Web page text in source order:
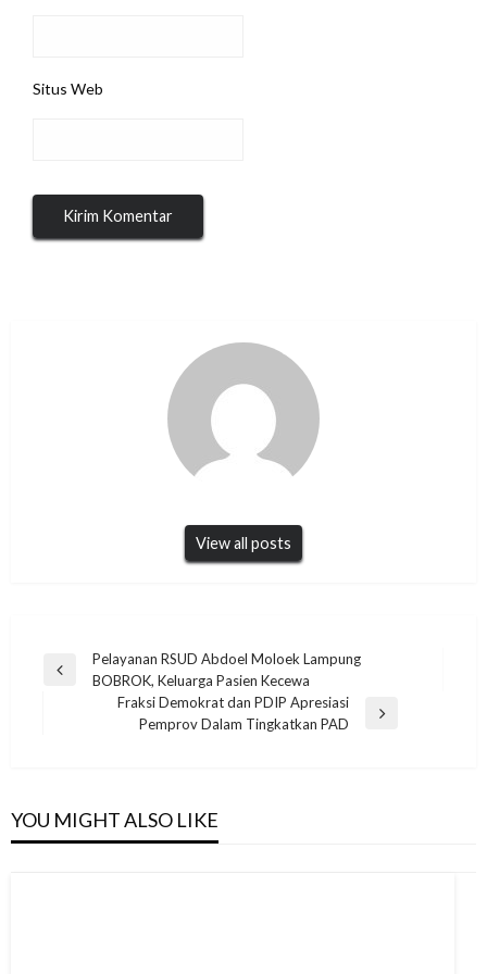
Situs Web
View all posts
Navigasi
Previous
Pelayanan RSUD Abdoel Moloek Lampung
BOBROK, Keluarga Pasien Kecewa
Fraksi Demokrat dan PDIP Apresiasi
Pemprov Dalam Tingkatkan PAD
YOU MIGHT ALSO LIKE